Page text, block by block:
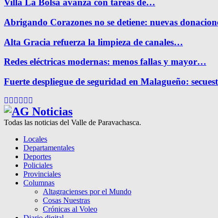
Villa La Bolsa avanza con tareas de…
Abrigando Corazones no se detiene: nuevas
Alta Gracia refuerza la limpieza de canales…
Redes eléctricas modernas: menos fallas y mayor…
Fuerte despliegue de seguridad en Malagueño:
Facebook
Twitter
Instagram
Pinterest
Google
Todas las noticias del Valle de Paravachasca.
Locales
Departamentales
Deportes
Policiales
Provinciales
Columnas
Altagracienses por el Mundo
Cosas Nuestras
Crónicas al Voleo